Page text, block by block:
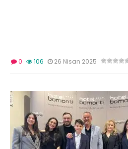
0 106 26 Nisan 2025